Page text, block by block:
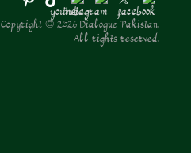
Copyright © 2026 Dialogue Pakistan.
All rights reserved.